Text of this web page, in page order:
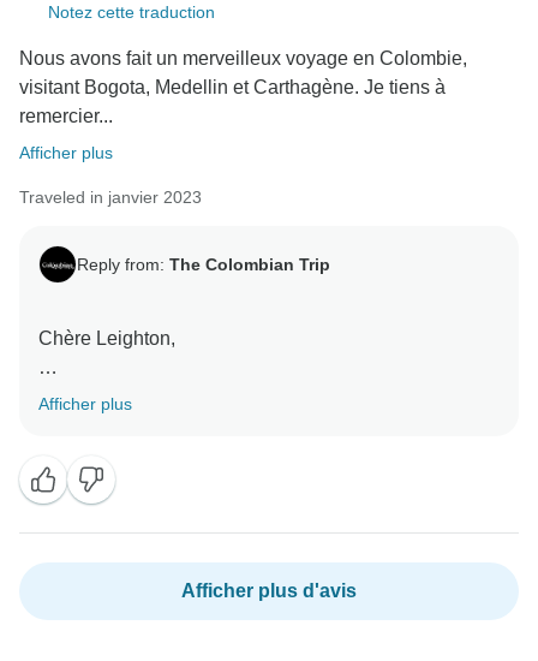
Notez cette traduction
Nous avons fait un merveilleux voyage en Colombie,
visitant Bogota, Medellin et Carthagène. Je tiens à
remercier...
Afficher plus
Traveled in janvier 2023
Reply from: The Colombian Trip
Chère Leighton,
Merci, merci beaucoup pour vos beaux mots. Vous
laquelle j'aime tant mon travail ! Merci beaucoup
d'avoir visité notre pays, de l'avoir apprécié, goûté et
de vous être amusée avec tout ce qui nous concerne,
notre pays et notre culture.
Ce fut un honneur pour moi de vous servir et de vous
Afficher plus
Afficher plus d'avis